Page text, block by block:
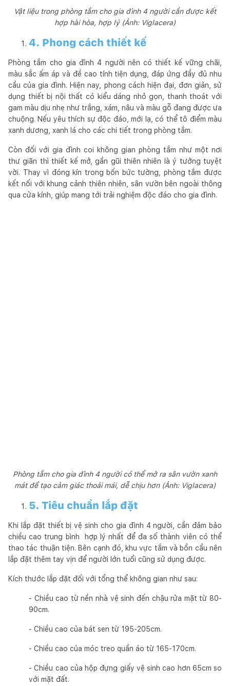
Vật liệu trong phòng tắm cho gia đình 4 người cần được kết
hợp hài hòa, hợp lý (Ảnh: Viglacera)
4. Phong cách thiết kế
Phòng tắm cho gia đình 4 người nên có thiết kế vững chãi,
màu sắc ấm áp và đề cao tính tiện dụng, đáp ứng đầy đủ nhu
cầu của gia đình. Hiện nay, phong cách hiện đại, đơn giản, sử
dụng thiết bị nội thất có kiểu dáng nhỏ gọn, thanh thoát với
gam màu dịu nhẹ như trắng, xám, nâu và màu gỗ đang được ưa
chuộng. Nếu yêu thích sự độc đáo, mới lạ, có thể tô điểm màu
xanh dương, xanh lá cho các chi tiết trong phòng tắm.
Còn đối với gia đình coi không gian phòng tắm như một nơi
thư giãn thì thiết kế mở, gần gũi thiên nhiên là ý tưởng tuyệt
vời. Thay vì đóng kín trong bốn bức tường, phòng tắm được
kết nối với khung cảnh thiên nhiên, sân vườn bên ngoài thông
qua cửa kính, giúp mang tới trải nghiệm độc đáo cho gia đình.
Phòng tắm cho gia đình 4 người có thể mở ra sân vườn xanh
mát để tạo cảm giác thoải mái, dễ chịu hơn (Ảnh: Viglacera)
5. Tiêu chuẩn lắp đặt
Khi lắp đặt thiết bị vệ sinh cho gia đình 4 người, cần đảm bảo
chiều cao trung bình hợp lý nhất để đa số thành viên có thể
thao tác thuận tiện. Bên cạnh đó, khu vực tắm và bồn cầu nên
lắp đặt thêm tay vịn để người lớn tuổi cũng sử dụng được.
Kích thước lắp đặt đối với tổng thể không gian như sau:
- Chiều cao từ nền nhà vệ sinh đến chậu rửa mặt từ 80-
90cm.
- Chiều cao của bát sen từ 195-205cm.
- Chiều cao của móc treo quần áo từ 165-170cm.
- Chiều cao của hộp đựng giấy vệ sinh cao hơn 65cm so
với mặt đất.